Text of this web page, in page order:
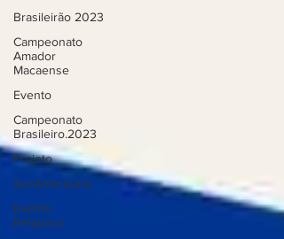
Brasileirão 2023
Campeonato
Amador
Macaense
Evento
Campeonato
Brasileiro.2023
Projeto
Sul-Americana
Evento
Religioso